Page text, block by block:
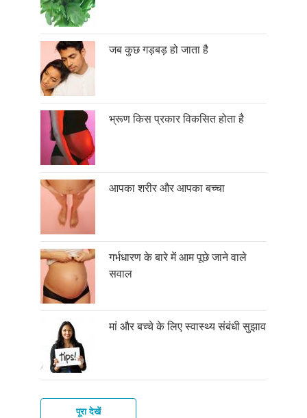
जब कुछ गड़बड़ हो जाता है
भ्रूण किस प्रकार विकसित होता है
आपका शरीर और आपका बच्चा
गर्भधारण के बारे में आम पूछे जाने वाले
सवाल
मां और बच्चे के लिए स्वास्थ्य संबंधी सुझाव
पूरा देखें